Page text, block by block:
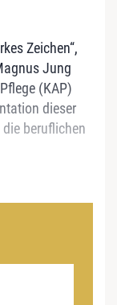
Zeichen“,
Jung
(KAP)
dieser
beruflichen